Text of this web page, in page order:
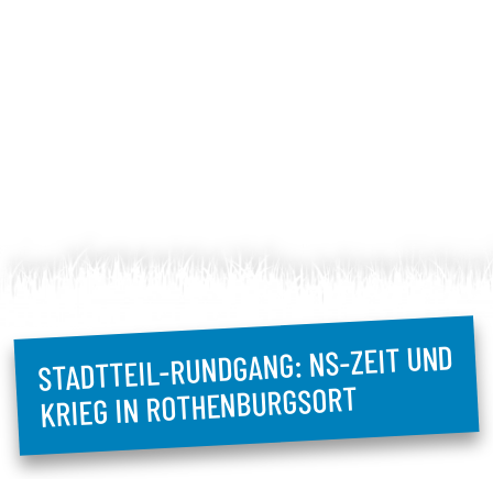
STADTTEIL-RUNDGANG: NS-ZEIT UND
KRIEG IN ROTHENBURGSORT